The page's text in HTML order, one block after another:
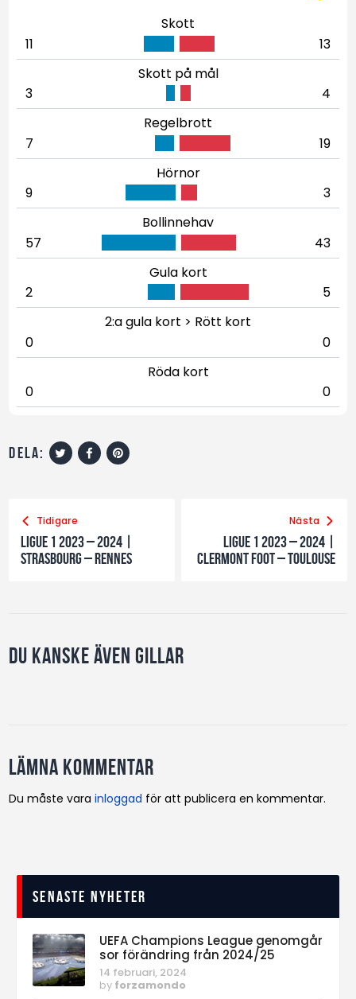
Skott
11
13
Skott på mål
3
4
Regelbrott
7
19
Hörnor
9
3
Bollinnehav
57
43
Gula kort
2
5
2:a gula kort > Rött kort
0
0
Röda kort
0
0
dela:
Tidigare
Ligue 1 2023 – 2024 |
Strasbourg – Rennes
Nästa
Ligue 1 2023 – 2024 |
Clermont Foot – Toulouse
Du kanske även gillar
Lämna kommentar
Du måste varainloggad för att publicera en kommentar.
Senaste nyheter
UEFA Champions League genomgår
sor förändring från 2024/25
14 februari, 2024
by forzamondo